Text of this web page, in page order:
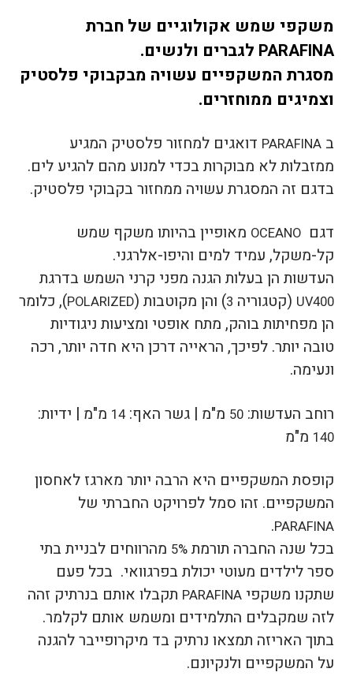
משקפי שמש אקולוגיים של חברת
PARAFINA לגברים ולנשים.
מסגרת המשקפיים עשויה מבקבוקי פלסטיק
וצמיגים ממוחזרים.
ב PARAFINA דואגים למחזור פלסטיק המגיע
ממזבלות לא מבוקרות בכדי למנוע מהם להגיע לים.
בדגם זה המסגרת עשויה ממחזור בקבוקי פלסטיק.
דגם OCEANO מאופיין בהיותו משקף שמש
קל-משקל, עמיד למים והיפו-אלרגני.
העדשות הן בעלות הגנה מפני קרני השמש בדרגת
UV400 (קטגוריה 3) והן מקוטבות (POLARIZED), כלומר
הן מפחיתות בוהק, מתח אופטי ומציעות ניגודיות
טובה יותר. לפיכך, הראייה דרכן היא חדה יותר, רכה
ונעימה.
רוחב העדשות: 50 מ"מ | גשר האף:14 מ"מ | ידיות:
140 מ"מ
קופסת המשקפיים היא הרבה יותר מארגז לאחסון
המשקפיים. זהו סמל לפרויקט החברתי של
PARAFINA
.
בכל שנה החברה תורמת 5% מהרווחים לבניית בתי
ספר לילדים מעוטי יכולת בפרגוואי. בכל פעם
שתקנו משקפי PARAFINA תקבלו אותם בנרתיק זהה
לזה שמקבלים התלמידים ומשמש אותם לקלמר.
בתוך האריזה תמצאו נרתיק בד מיקרופייבר להגנה
על המשקפיים ולנקיונם.